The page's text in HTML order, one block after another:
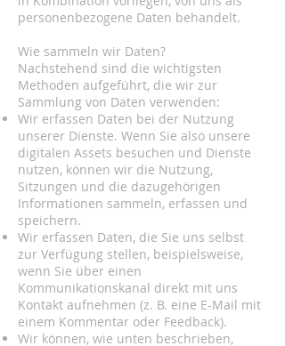
personenbezogene Daten behandelt.
Wie sammeln wir Daten?
Nachstehend sind die wichtigsten
Methoden aufgeführt, die wir zur
Sammlung von Daten verwenden:
Wir erfassen Daten bei der Nutzung
unserer Dienste. Wenn Sie also unsere
digitalen Assets besuchen und Dienste
nutzen, können wir die Nutzung,
Sitzungen und die dazugehörigen
Informationen sammeln, erfassen und
speichern.
Wir erfassen Daten, die Sie uns selbst
zur Verfügung stellen, beispielsweise,
wenn Sie über einen
Kommunikationskanal direkt mit uns
Kontakt aufnehmen (z. B. eine E-Mail mit
einem Kommentar oder Feedback).
Wir können, wie unten beschrieben,